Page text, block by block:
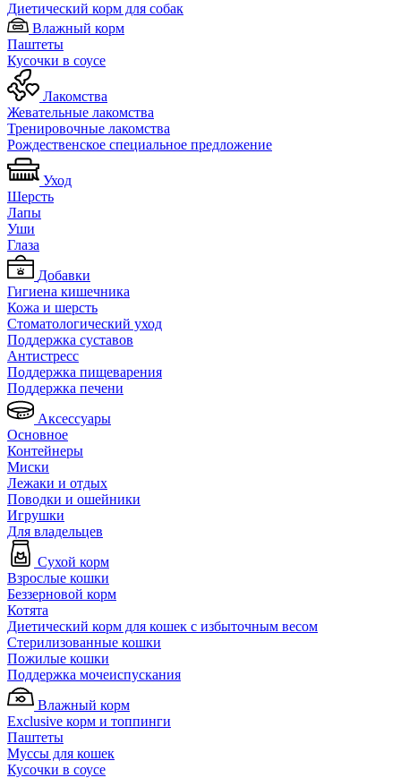
Диетический корм для собак
Влажный корм
Паштеты
Кусочки в соусе
Лакомства
Жевательные лакомства
Тренировочные лакомства
Рождественское специальное предложение
Уход
Шерсть
Лапы
Уши
Глаза
Добавки
Гигиена кишечника
Кожа и шерсть
Cтоматологический уход
Поддержка суставов
Антистресс
Поддержка пищеварения
Поддержка печени
Аксессуары
Основное
Контейнеры
Миски
Лежаки и отдых
Поводки и ошейники
Игрушки
Для владельцев
Сухой корм
Взрослые кошки
Беззерновой корм
Котята
Диетический корм для кошек с избыточным весом
Стерилизованные кошки
Пожилые кошки
Поддержка мочеиспускания
Влажный корм
Exclusive корм и топпинги
Паштеты
Муссы для кошек
Кусочки в соусе